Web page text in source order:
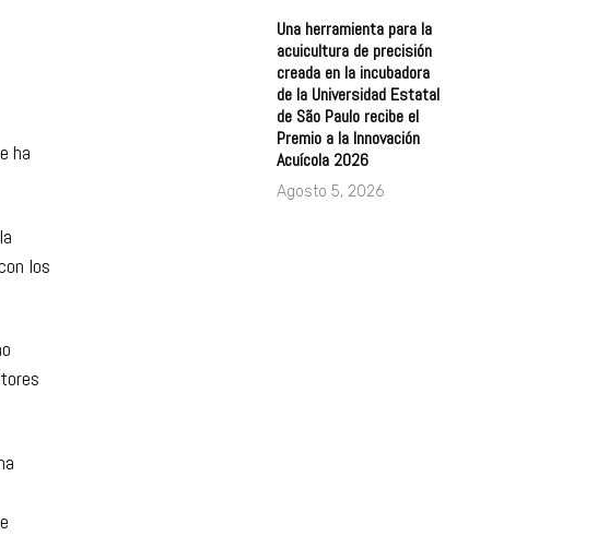
ha
los
Una herramienta para la
acuicultura de precisión
creada en la incubadora
de la Universidad Estatal
de São Paulo recibe el
Premio a la Innovación
Acuícola 2026
Agosto 5, 2026